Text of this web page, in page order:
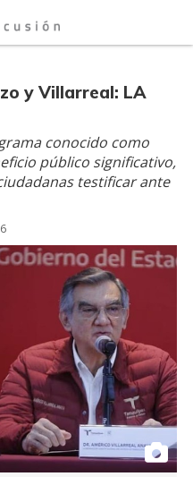
y Villarreal: LA
conocido como
público significativo,
testificar ante